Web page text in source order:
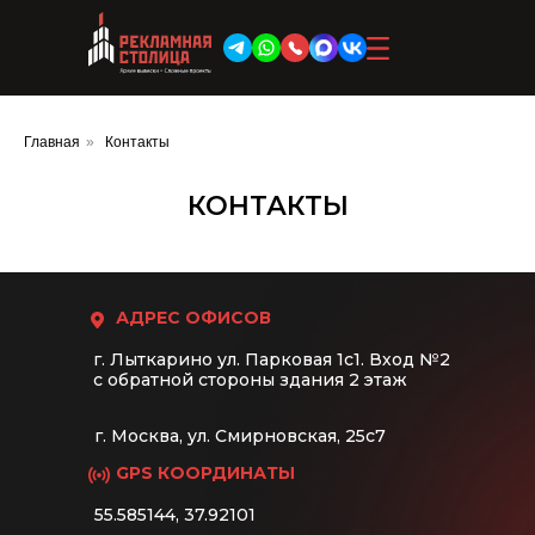
Услуги
Объемные буквы
Рекламные стеллы и пилоны
группы
площадки
Вывески
Наружные вывески
Главная » Контакты
КОНТАКТЫ
АДРЕС ОФИСОВ
GPS КООРДИНАТЫ
г. Лыткарино ул. Парковая 1с1. Вход №2
с обратной стороны здания 2 этаж
55.585144, 37.92101
г. Москва, ул. Смирновская, 25с7